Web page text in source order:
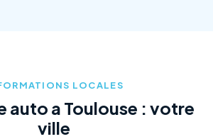
LOCALES
auto a Toulouse : votre
ville